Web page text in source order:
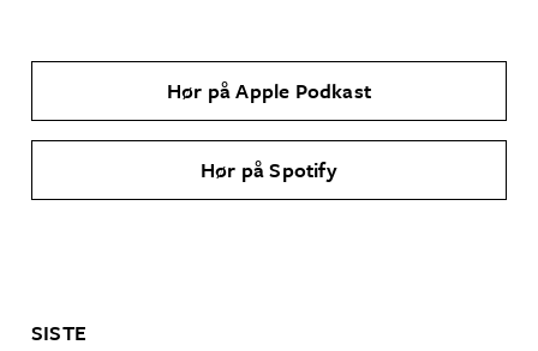
Hør på Apple Podkast
Hør på Spotify
SISTE